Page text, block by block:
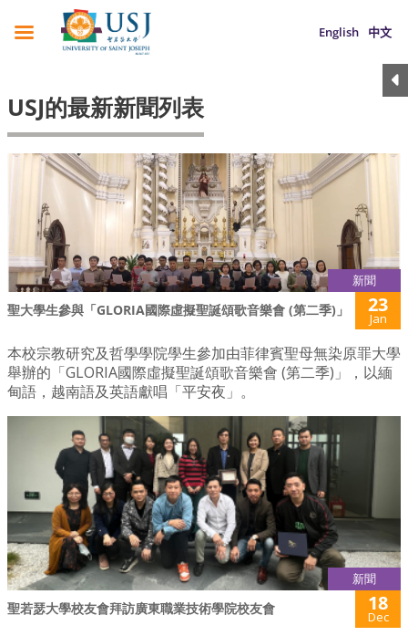
English 中文
USJ的最新新聞列表
新聞
聖大學生參與「GLORIA國際虛擬聖誕頌歌音樂會 (第二季)」 23
Jan
本校宗教研究及哲學學院學生參加由菲律賓聖母無染原罪大學
舉辦的「GLORIA國際虛擬聖誕頌歌音樂會 (第二季)」，以緬
甸語，越南語及英語獻唱「平安夜」。
新聞
聖若瑟大學校友會拜訪廣東職業技術學院校友會 18
Dec